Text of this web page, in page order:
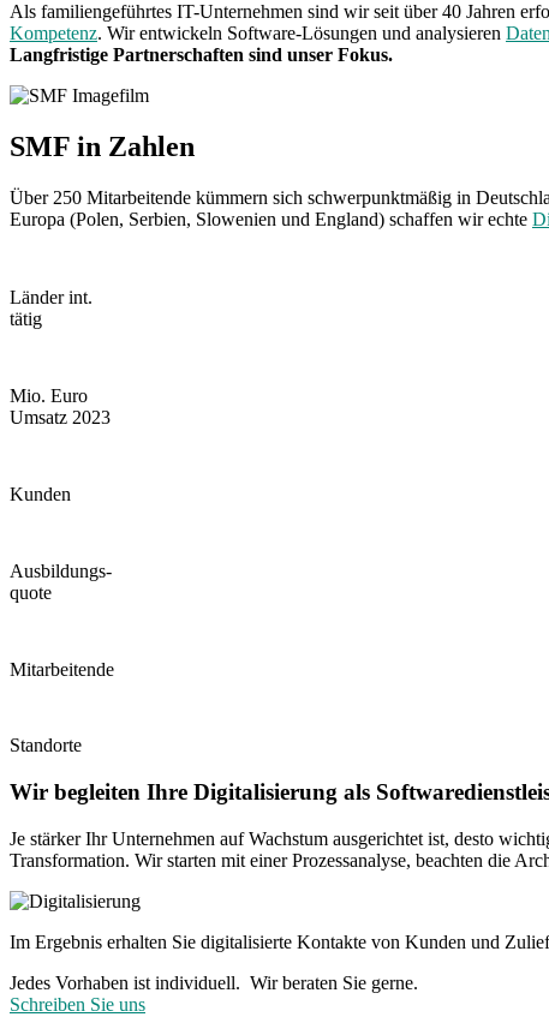
Als familiengeführtes IT-Unternehmen sind wir seit über 40 Jahren
Kompetenz. Wir entwickeln Software-Lösungen und analysieren
Langfristige Partnerschaften sind unser Fokus.
SMF in Zahlen
Über 250 Mitarbeitende kümmern sich schwerpunktmäßig in
Europa (Polen, Serbien, Slowenien und England) schaffen wir echte
Länder int.
tätig
Mio. Euro
Umsatz 2023
Kunden
Ausbildungs-
quote
Mitarbeitende
Standorte
Wir begleiten Ihre Digitalisierung als
Je stärker Ihr Unternehmen auf Wachstum ausgerichtet ist, desto
Transformation. Wir starten mit einer Prozessanalyse, beachten die
Im Ergebnis erhalten Sie digitalisierte Kontakte von Kunden und
Jedes Vorhaben ist individuell. Wir beraten Sie gerne.
Schreiben Sie uns